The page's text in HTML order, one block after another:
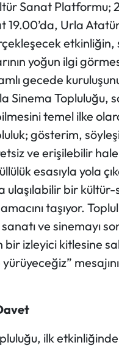
Sanat Platformu;
19.00’da, Urla
etkinliğin,
yoğun ilgi
gecede
Sinema Topluluğu,
temel ilke
gösterim,
ve erişilebilir
esasıyla yola
ulaşılabilir bir
taşıyor.
ve sinemayı
izleyici kitlesine
mesajını
ilk etkinliğinde